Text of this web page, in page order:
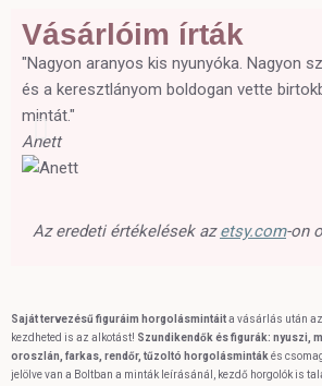
Vásárlóim írták
"Nagyon aranyos kis nyunyóka. Nagyon
és a keresztlányom boldogan vette
mintát."
Anett
Az eredeti értékelések azetsy.com-on
Saját tervezésű figuráim horgolásmintáita vásárlás után
kezdheted is az alkotást! Szundikendők és figurák: nyuszi,
oroszlán, farkas, rendőr, tűzoltó horgolásmintákés
jelölve van a Boltban a minták leírásánál, kezdő horgolók is